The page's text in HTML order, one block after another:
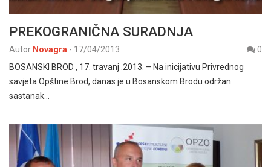
PREKOGRANIČNA SURADNJA
Autor Novagra - 17/04/2013
0
BOSANSKI BROD , 17. travanj .2013. – Na inicijativu Privrednog
savjeta Opštine Brod, danas je u Bosanskom Brodu održan
sastanak…